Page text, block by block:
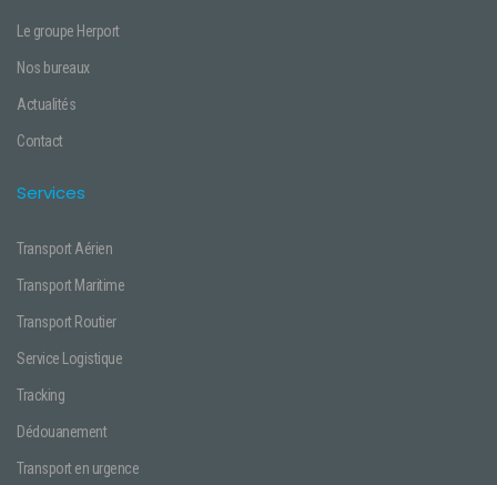
Le groupe Herport
Nos bureaux
Actualités
Contact
Services
Transport Aérien
Transport Maritime
Transport Routier
Service Logistique
Tracking
Dédouanement
Transport en urgence